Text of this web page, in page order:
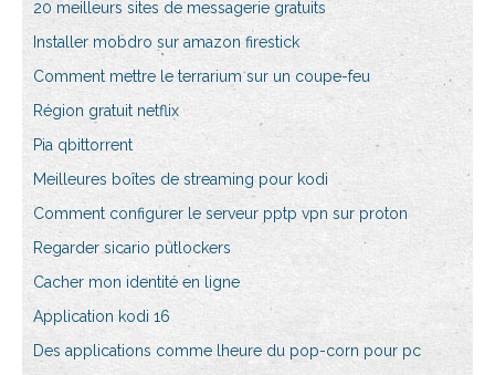
20 meilleurs sites de messagerie gratuits
Installer mobdro sur amazon firestick
Comment mettre le terrarium sur un coupe-feu
Région gratuit netflix
Pia qbittorrent
Meilleures boîtes de streaming pour kodi
Comment configurer le serveur pptp vpn sur proton
Regarder sicario putlockers
Cacher mon identité en ligne
Application kodi 16
Des applications comme lheure du pop-corn pour pc